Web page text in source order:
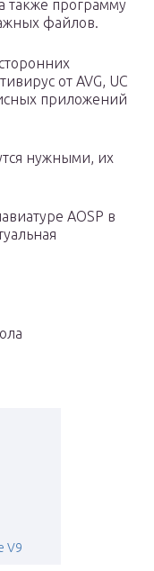
также программу
файлов.
от AVG, UC
приложений
нужными, их
AOSP в
V9